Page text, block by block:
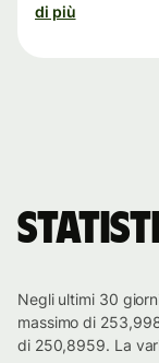
di più
Negli ultimi 30
massimo di
di 250,8959. La